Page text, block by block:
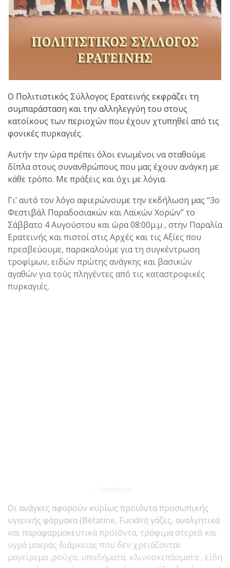
Ο Πολιτιστικός Σύλλογος Ερατεινής εκφράζει τη
συμπαράσταση και την αλληλεγγύη του στους
κατοίκους των περιοχών που έχουν χτυπηθεί από τις
φονικές πυρκαγιές.
Αυτήν την ώρα πρέπει όλοι ενωμένοι να σταθούμε
δίπλα στους συνανθρώπους που μας έχουν ανάγκη με
κάθε τρόπο. Με πράξεις και όχι με λόγια.
Γι’ αυτό τον λόγο αφιερώνουμε την εκδήλωση μας “3ο
Φεστιβάλ Παραδοσιακών και Λαϊκών Χορών”το
Σάββατο 4 Αυγούστου και ώρα08:00μ.μ , στην Παραλία
Ερατεινής και πιστοί στις Αρχές και τις Αξίες που
πρεσβεύουμε, παρακαλούμε για τη συγκέντρωση
τροφίμων, ειδών πρώτης ανάγκης και βασικών
αγαθών για τούς πληγέντες από τις καταστροφικές
πυρκαγιές.
Οι ανάγκες αφορούν κυρίως προϊόντα προσωπικής
υγιεινής φάρμακα (Betatine, Fucidin) γάζες, αναλγητικά
και παραφαρμακευτικά προϊόντα, τρόφιμα στερεά και
υγρά μακράς διάρκειας που δεν χρειάζονται
μαγείρεμα ,ρούχα, υποδήματα, κλινοσκεπάσματα , είδη